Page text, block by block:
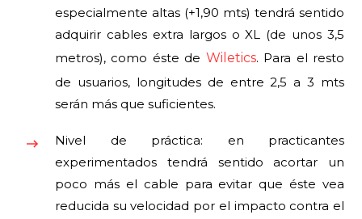
especialmente altas (+1,90 mts) tendrá sentido
adquirir cables extra largos o XL (de unos 3,5
metros), como éste de Wiletics. Para el resto
de usuarios, longitudes de entre 2,5 a 3 mts
serán más que suficientes.
Nivel de práctica: en practicantes
experimentados tendrá sentido acortar un
poco más el cable para evitar que éste vea
reducida su velocidad por el impacto contra el